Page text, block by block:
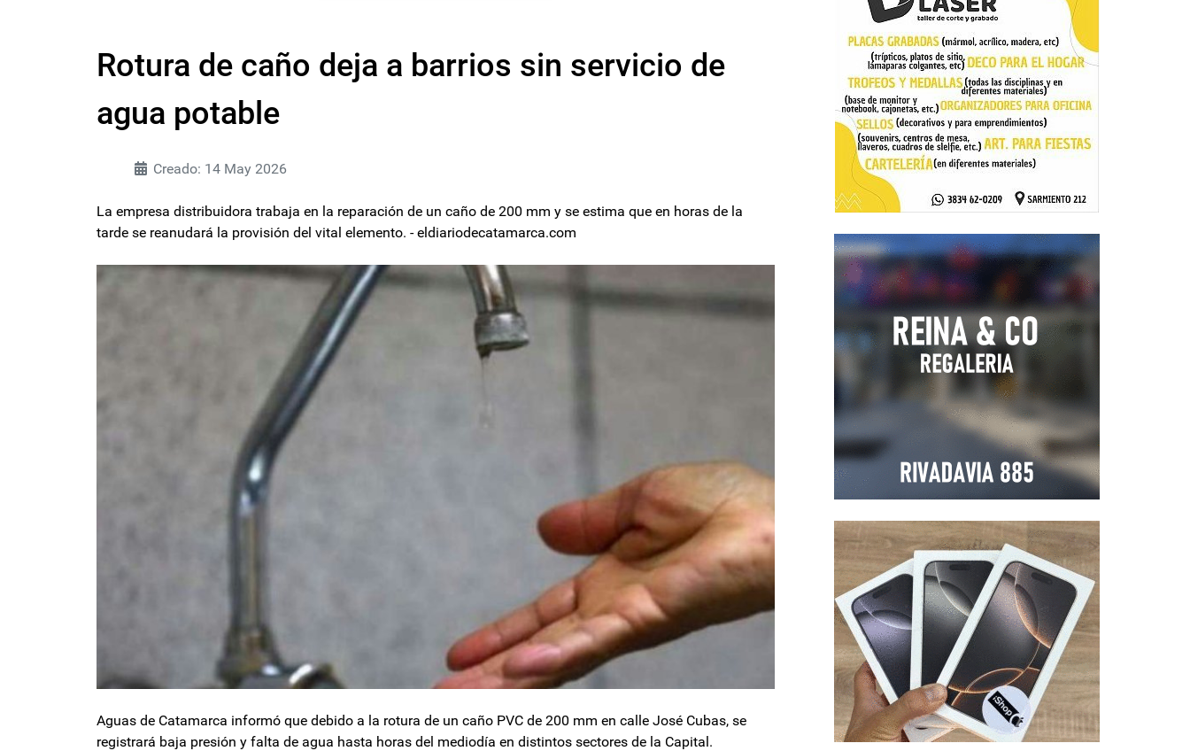
Rotura de caño deja a barrios sin servicio de
agua potable
Creado: 14 May 2026
La empresa distribuidora trabaja en la reparación de un caño de 200 mm y se estima que en horas de la
tarde se reanudará la provisión del vital elemento. - eldiariodecatamarca.com
Aguas de Catamarca informó que debido a la rotura de un caño PVC de 200 mm en calle José Cubas, se
registrará baja presión y falta de agua hasta horas del mediodía en distintos sectores de la Capital.